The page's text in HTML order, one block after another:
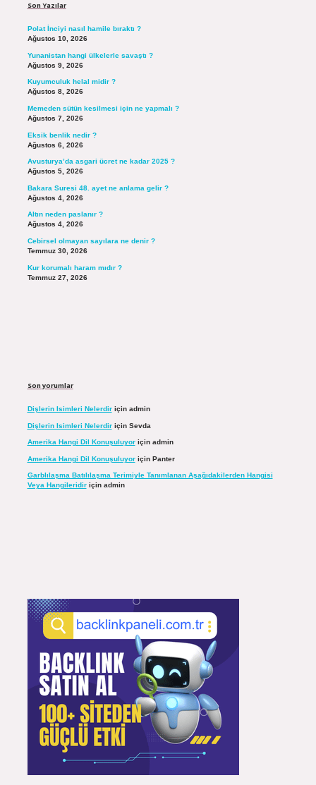
Son Yazılar
Polat İnciyi nasıl hamile bıraktı ?
Ağustos 10, 2026
Yunanistan hangi ülkelerle savaştı ?
Ağustos 9, 2026
Kuyumculuk helal midir ?
Ağustos 8, 2026
Memeden sütün kesilmesi için ne yapmalı ?
Ağustos 7, 2026
Eksik benlik nedir ?
Ağustos 6, 2026
Avusturya’da asgari ücret ne kadar 2025 ?
Ağustos 5, 2026
Bakara Suresi 48. ayet ne anlama gelir ?
Ağustos 4, 2026
Altın neden paslanır ?
Ağustos 4, 2026
Cebirsel olmayan sayılara ne denir ?
Temmuz 30, 2026
Kur korumalı haram mıdır ?
Temmuz 27, 2026
Son yorumlar
Dişlerin Isimleri Nelerdiriçin admin
Dişlerin Isimleri Nelerdiriçin Sevda
Amerika Hangi Dil Konuşuluyoriçin admin
Amerika Hangi Dil Konuşuluyoriçin Panter
Garblılaşma Batılılaşma Terimiyle Tanımlanan Aşağıdakilerden Hangisi
Veya Hangileridiriçin admin